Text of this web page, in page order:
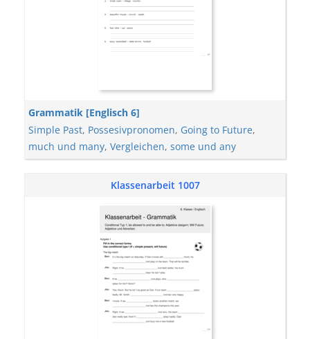
Grammatik [Englisch 6]
Simple Past, Possesivpronomen, Going to Future,
much und many, Vergleichen, some und any
Klassenarbeit 1007